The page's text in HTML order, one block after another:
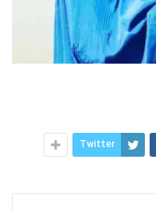
Twitter